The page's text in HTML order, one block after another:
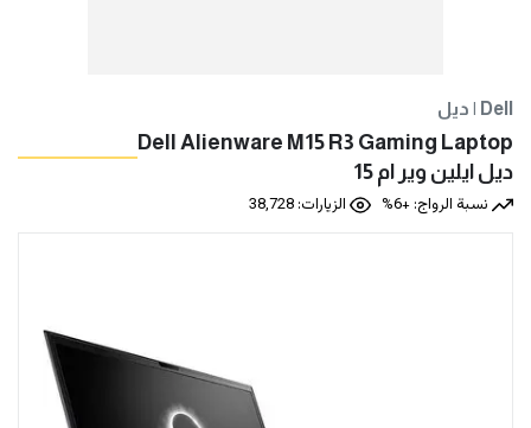
ديل | Dell
Dell Alienware M15 R3 Gaming Laptop
ديل ايلين وير ام 15
نسبة الرواج: +6%
الزيارات: 38,728